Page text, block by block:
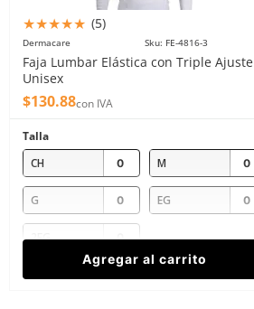
★★★★★ (5)
Dermacare Sku: FE-4816-3
Faja Lumbar Elástica con Triple Ajuste
Unisex
$130.88con IVA
Talla
CH
M
G EG
2EG
Agregar al carrito